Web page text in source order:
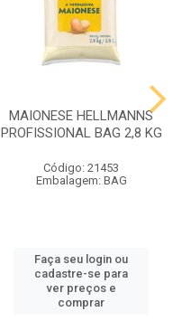
MAIONESE HELLMANNS
PROFISSIONAL BAG 2,8 KG
Código: 21453
Embalagem: BAG
Faça seu login ou
cadastre-se para
ver preços e
comprar